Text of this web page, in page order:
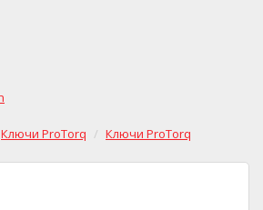
Ключи ProTorq Ключи ProTorq